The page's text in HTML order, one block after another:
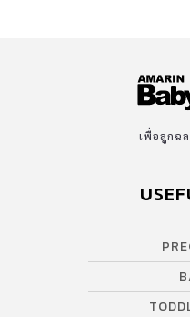
เพื่อลูกฉ